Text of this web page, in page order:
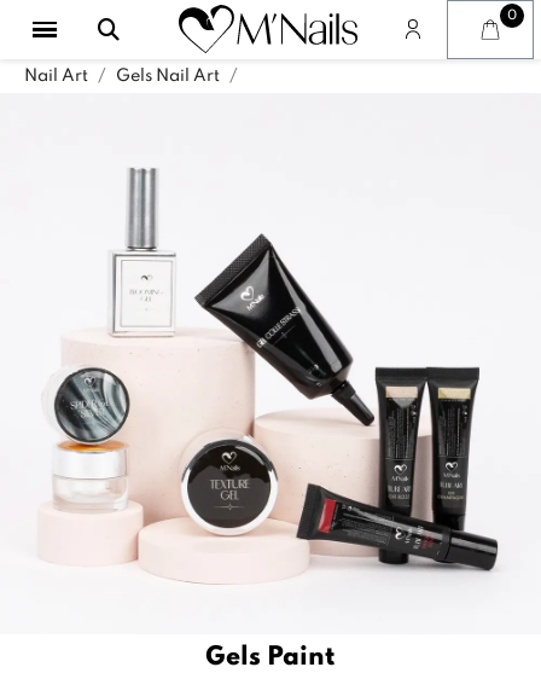
Nail Art Gels Nail Art
Gels Paint